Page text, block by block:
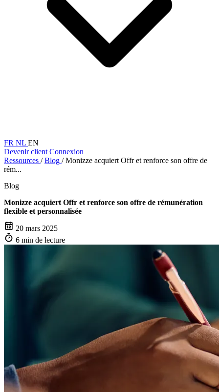
FR NL EN
Devenir client Connexion
Ressources / Blog / Monizze acquiert Offr et renforce son offre de
rém...
Blog
Monizze acquiert Offr et renforce son offre de rémunération
flexible et personnalisée
20 mars 2025
6 min de lecture